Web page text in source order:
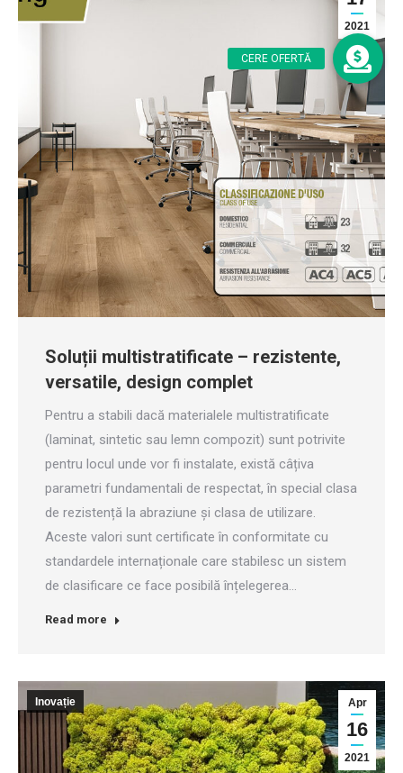
2021
Soluții multistratificate – rezistente,
versatile, design complet
Pentru a stabili dacă materialele multistratificate
(laminat, sintetic sau lemn compozit) sunt potrivite
pentru locul unde vor fi instalate, există câțiva
parametri fundamentali de respectat, în special clasa
de rezistență la abraziune și clasa de utilizare.
Aceste valori sunt certificate în conformitate cu
standardele internaționale care stabilesc un sistem
de clasificare ce face posibilă înțelegerea…
Read more
Apr
16
2021
Inovație